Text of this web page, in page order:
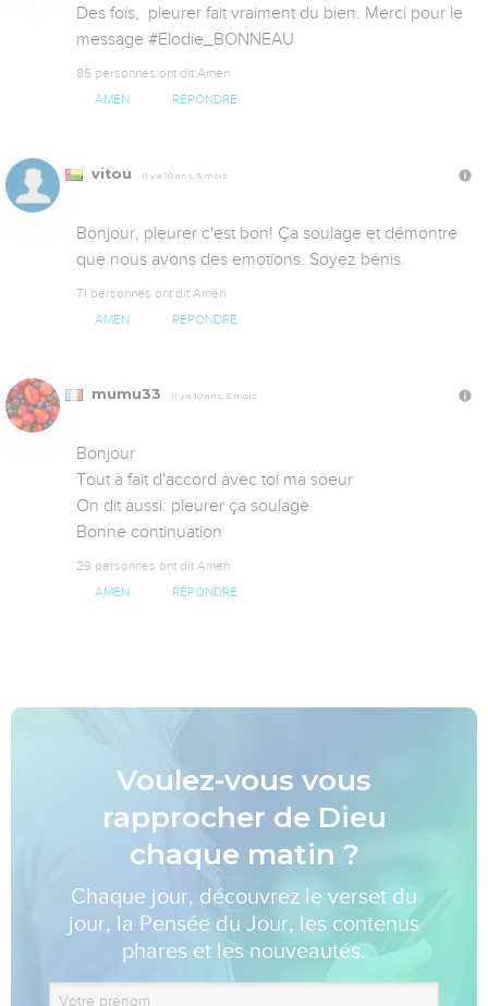
Des fois,  pleurer fait vraiment du bien. Merci pour le
message #Elodie_BONNEAU
85 personnes ont dit Amen
AMEN RÉPONDRE
vitou Il y a 10 ans, 5 mois
Bonjour, pleurer c'est bon! Ça soulage et démontre
que nous avons des emotions. Soyez bénis.
71 personnes ont dit Amen
AMEN RÉPONDRE
mumu33 Il y a 10 ans, 5 mois
Bonjour
Tout à fait d'accord avec toi ma soeur
On dit aussi: pleurer ça soulage
Bonne continuation
29 personnes ont dit Amen
AMEN RÉPONDRE
Voulez-vous vous
rapprocher de Dieu
chaque matin ?
Chaque jour, découvrez le verset du
jour, la Pensée du Jour, les contenus
phares et les nouveautés.